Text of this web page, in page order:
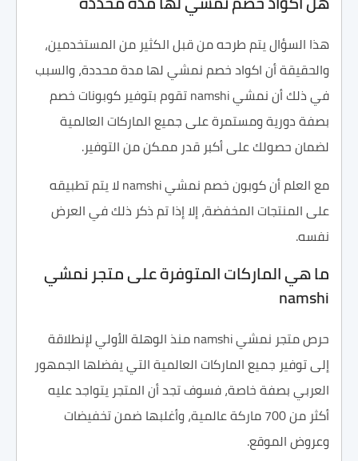
هذا السؤال يتم طرحه من قبل الكثير من المستخدمين،
والحقيقة أن اكواد خصم نمشي لها مدة محددة، والسبب
في ذلك أن نمشي namshi تقوم بتوفير كوبونات خصم
بصفة دورية ومستمرة على جميع الماركات العالمية
لضمان حصولك على أكبر قدر ممكن من التوفير.
مع العلم أن كوبون خصم نمشي namshi لا يتم تطبيقه
على المنتجات المخفضة، إلا إذا تم ذكر ذلك في العرض
نفسه.
ما هي الماركات المتوفرة على متجر نمشي
namshi
حرص متجر نمشي namshi منذ الوهلة الأولي لإنطلاقة
إلى توفير جميع الماركات العالمية التي يفضلها الجمهور
العربي بصفة خاصة، فسوف تجد أن المتجر يتواجد عليه
أكثر من 700 ماركة عالمية، وأغلبها ضمن تخفيضات
وعروض الموقع.